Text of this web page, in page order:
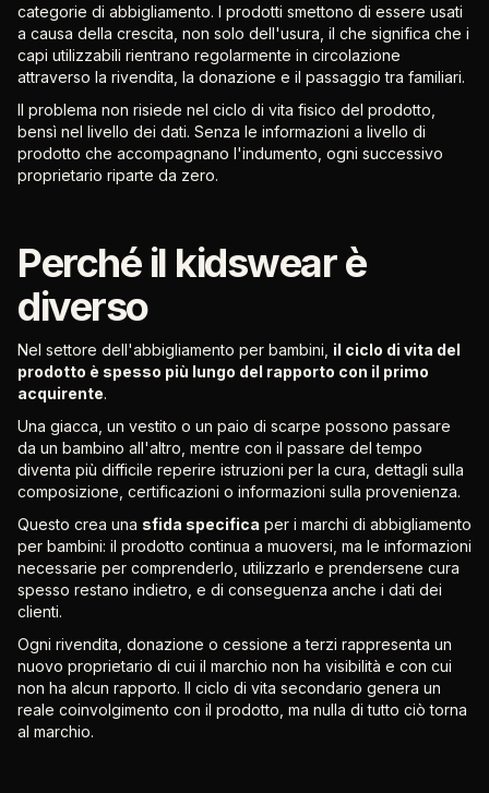
categorie di abbigliamento. I prodotti smettono di essere usati
a causa della crescita, non solo dell'usura, il che significa che i
capi utilizzabili rientrano regolarmente in circolazione
attraverso la rivendita, la donazione e il passaggio tra familiari.
Il problema non risiede nel ciclo di vita fisico del prodotto,
bensì nel livello dei dati. Senza le informazioni a livello di
prodotto che accompagnano l'indumento, ogni successivo
proprietario riparte da zero.
Perché il kidswear è
diverso
Nel settore dell'abbigliamento per bambini, il ciclo di vita del
prodotto è spesso più lungo del rapporto con il primo
acquirente.
Una giacca, un vestito o un paio di scarpe possono passare
da un bambino all'altro, mentre con il passare del tempo
diventa più difficile reperire istruzioni per la cura, dettagli sulla
composizione, certificazioni o informazioni sulla provenienza.
Questo crea una sfida specifica per i marchi di abbigliamento
per bambini: il prodotto continua a muoversi, ma le informazioni
necessarie per comprenderlo, utilizzarlo e prendersene cura
spesso restano indietro, e di conseguenza anche i dati dei
clienti.
Ogni rivendita, donazione o cessione a terzi rappresenta un
nuovo proprietario di cui il marchio non ha visibilità e con cui
non ha alcun rapporto. Il ciclo di vita secondario genera un
reale coinvolgimento con il prodotto, ma nulla di tutto ciò torna
al marchio.